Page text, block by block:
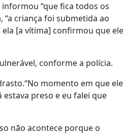
“que fica todos os
“a criança foi submetida ao
[a vítima] confirmou que ele
conforme a polícia.
momento em que ele
preso e eu falei que
não acontece porque o